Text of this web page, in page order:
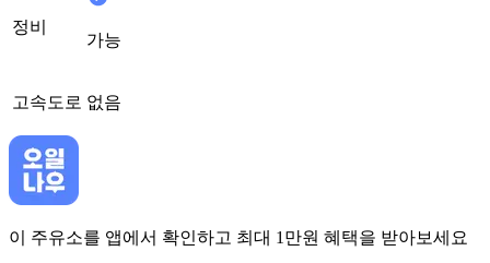
정비
가능
고속도로 없음
이 주유소를 앱에서 확인하고 최대 1만원 혜택을 받아보세요